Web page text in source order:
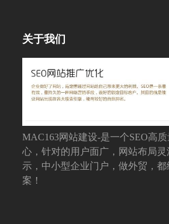
关于我们
MAC163网站建设-是一个SEO高
心，针对的用户面广，网站布局
示，中小型企业门户，做外贸，
案！